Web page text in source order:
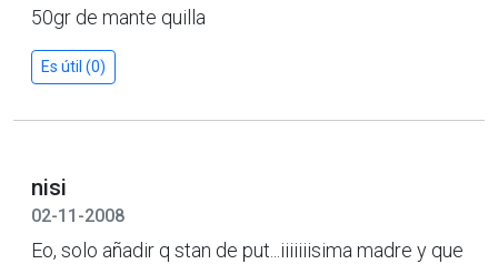
50gr de mante quilla
Es útil (0)
nisi
02-11-2008
Eo, solo añadir q stan de put...iiiiiiisima madre y que